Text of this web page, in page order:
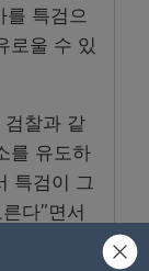
를 특검으
로울 수 있
검찰과 같
를 유도하
특검이 그
다”면서